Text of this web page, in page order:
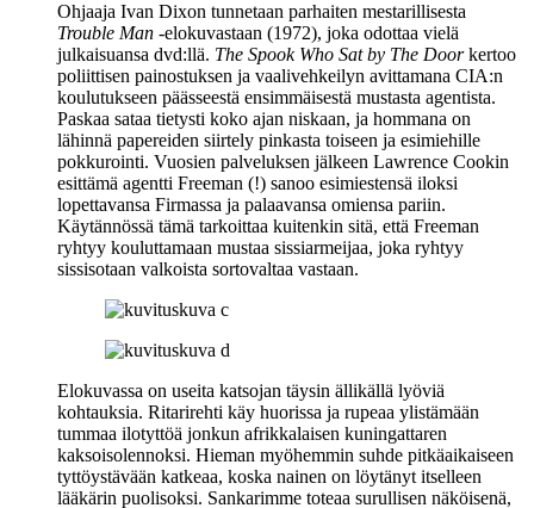
Ohjaaja Ivan Dixon tunnetaan parhaiten mestarillisesta
Trouble Man ‑elokuvastaan (1972), joka odottaa vielä
julkaisuansa dvd:llä. The Spook Who Sat by The Doorkertoo
poliittisen painostuksen ja vaalivehkeilyn avittamana CIA:n
koulutukseen päässeestä ensimmäisestä mustasta agentista.
Paskaa sataa tietysti koko ajan niskaan, ja hommana on
lähinnä papereiden siirtely pinkasta toiseen ja esimiehille
pokkurointi. Vuosien palveluksen jälkeen Lawrence Cookin
esittämä agentti Freeman (!) sanoo esimiestensä iloksi
lopettavansa Firmassa ja palaavansa omiensa pariin.
Käytännössä tämä tarkoittaa kuitenkin sitä, että Freeman
ryhtyy kouluttamaan mustaa sissiarmeijaa, joka ryhtyy
sissisotaan valkoista sortovaltaa vastaan.
Elokuvassa on useita katsojan täysin ällikällä lyöviä
kohtauksia. Ritarirehti käy huorissa ja rupeaa ylistämään
tummaa ilotyttöä jonkun afrikkalaisen kuningattaren
kaksoisolennoksi. Hieman myöhemmin suhde pitkäaikaiseen
tyttöystävään katkeaa, koska nainen on löytänyt itselleen
lääkärin puolisoksi. Sankarimme toteaa surullisen näköisenä,